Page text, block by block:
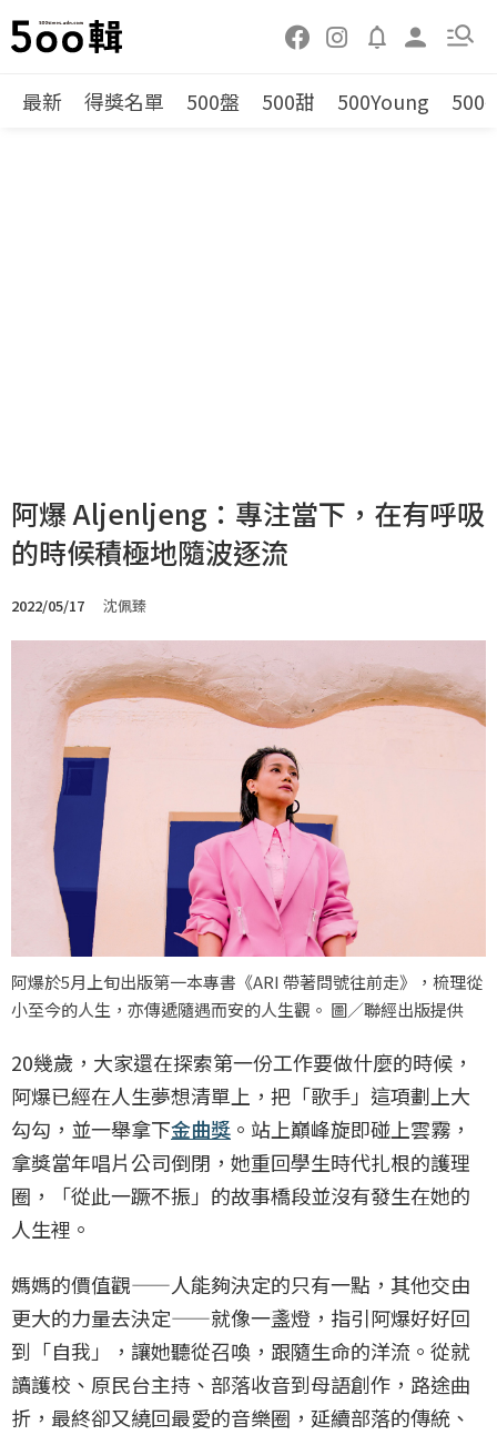
最新 得獎名單 500盤 500甜 500Young 500
阿爆 Aljenljeng：專注當下，在有呼吸
的時候積極地隨波逐流
2022/05/17 沈佩臻
阿爆於5月上旬出版第一本專書《ARI 帶著問號往前走》，梳理從
小至今的人生，亦傳遞隨遇而安的人生觀。 圖／聯經出版提供
20幾歲，大家還在探索第一份工作要做什麼的時候，
阿爆已經在人生夢想清單上，把「歌手」這項劃上大
勾勾，並一舉拿下金曲獎 。站上巔峰旋即碰上雲霧，
拿獎當年唱片公司倒閉，她重回學生時代扎根的護理
圈，「從此一蹶不振」的故事橋段並沒有發生在她的
人生裡。
媽媽的價值觀——人能夠決定的只有一點，其他交由
更大的力量去決定——就像一盞燈，指引阿爆好好回
到「自我」，讓她聽從召喚，跟隨生命的洋流。從就
讀護校、原民台主持、部落收音到母語創作，路途曲
折，最終卻又繞回最愛的音樂圈，延續部落的傳統、